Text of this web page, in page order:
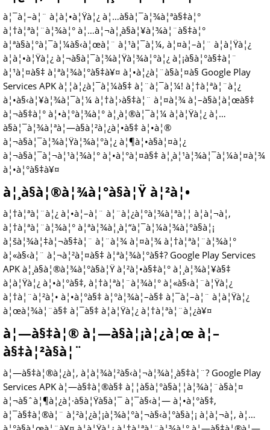
à¦¯à¦–à¦¨ à¦à¦•à¦Ÿà¦¿ à¦…à§à¦¯à¦¾à¦ªà§‡à¦°
à¦†à¦ªà¦¨à¦¾à¦° à¦…à¦¬à¦¸à§à¦¥à¦¾à¦¨à§‡à¦°
à¦ªà§à¦°à¦¯à¦¼à§‹à¦œà¦¨ à¦¹à¦¯à¦¼, à¦¤à¦–à¦¨ à¦à¦Ÿà¦¿
à¦à¦•à¦Ÿà¦¿ à¦¬à§à¦¯à¦¾à¦Ÿà¦¾à¦°à¦¿ à¦¡à§à¦°à§‡à¦¨
à¦¹à¦¤à§‡ à¦ªà¦¾à¦°à§‡à¥¤ à¦•à¦¿à¦¨à§à¦¤à§ Google Play
Services APK à¦¦à¦¿à¦¯à¦¼à§‡ à¦¨à¦¯à¦¼! à¦†à¦ªà¦¨à¦¿
à¦•à§‹à¦¥à¦¾à¦¯à¦¼ à¦†à¦›à§‡à¦¨ à¦¤à¦¾ à¦–à§à¦à¦œà§‡
à¦¬à§‡à¦° à¦•à¦°à¦¾à¦° à¦¸à¦®à¦¯à¦¼ à¦à¦Ÿà¦¿ à¦…
à§à¦¯à¦¾à¦ªà¦—à§à¦²à¦¿à¦•à§‡ à¦•à¦®
à¦¬à§à¦¯à¦¾à¦Ÿà¦¾à¦°à¦¿ à¦¶à¦•à§à¦¤à¦¿
à¦¬à§à¦¯à¦¬à¦¹à¦¾à¦° à¦•à¦°à¦¤à§‡ à¦¸à¦¹à¦¾à¦¯à¦¼à¦¤à¦¾
à¦•à¦°à§‡à¥¤
à¦¸à§à¦®à¦¾à¦°à§à¦Ÿ à¦²à¦•
à¦†à¦ªà¦¨à¦¿ à¦•à¦–à¦¨ à¦¨à¦¿à¦°à¦¾à¦ªà¦¦ à¦à¦¬à¦‚
à¦†à¦ªà¦¨à¦¾à¦° à¦ªà¦¾à¦¸à¦“à¦¯à¦¼à¦¾à¦°à§à¦¡
à¦šà¦¾à¦‡à¦¬à§‡à¦¨ à¦¨à¦¾ à¦¤à¦¾ à¦†à¦ªà¦¨à¦¾à¦°
à¦«à§‹à¦¨ à¦¬à¦²à¦¤à§‡ à¦ªà¦¾à¦°à§‡? Google Play Services
APK à¦¸à§à¦®à¦¾à¦°à§à¦Ÿ à¦²à¦•à§‡à¦° à¦¸à¦¾à¦¥à§‡
à¦à¦Ÿà¦¿ à¦•à¦°à§‡, à¦†à¦ªà¦¨à¦¾à¦° à¦«à§‹à¦¨à¦Ÿà¦¿
à¦†à¦¨à¦²à¦• à¦•à¦°à§‡ à¦°à¦¾à¦–à§‡ à¦¯à¦–à¦¨ à¦à¦Ÿà¦¿
à¦œà¦¾à¦¨à§‡ à¦¯à§‡ à¦à¦Ÿà¦¿ à¦†à¦ªà¦¨à¦¿à¥¤
à¦—à§‡à¦® à¦—à§à¦¡à¦¿à¦œ à¦–
à§‡à¦²à§à¦¨
à¦—à§‡à¦®à¦¿à¦‚ à¦­à¦¾à¦²à§‹à¦¬à¦¾à¦¸à§‡à¦¨? Google Play
Services APK à¦—à§‡à¦®à§‡ à¦¦à§à¦°à§à¦¦à¦¾à¦¨à§à¦¤
à¦¬à§ˆà¦¶à¦¿à¦·à§à¦Ÿà§à¦¯ à¦¯à§‹à¦— à¦•à¦°à§‡,
à¦¯à§‡à¦®à¦¨ à¦²à¦¿à¦¡à¦¾à¦°à¦¬à§‹à¦°à§à¦¡ à¦à¦¬à¦‚ à¦…